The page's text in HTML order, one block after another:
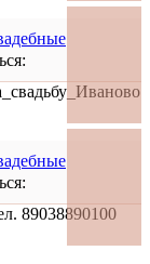
89038890100